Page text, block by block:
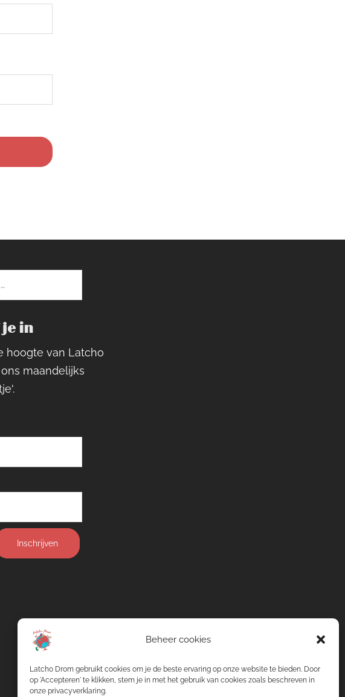
Beheer cookies
Latcho Drom gebruikt cookies om je de beste ervaring op onze website te bieden. Door
op 'Accepteren' te klikken, stem je in met het gebruik van cookies zoals beschreven in
onze privacyverklaring.
in
hoogte van Latcho
maandelijks
Inschrijven